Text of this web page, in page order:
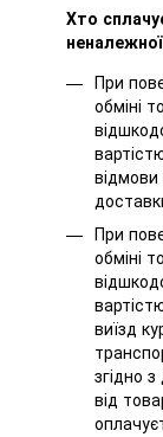
Хто
При
обміні
відмови
При
обміні
виїзд
згідно
від